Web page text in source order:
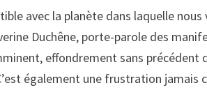
avec la planète dans laquelle
Duchêne, porte-parole des
effondrement sans
également une frustration